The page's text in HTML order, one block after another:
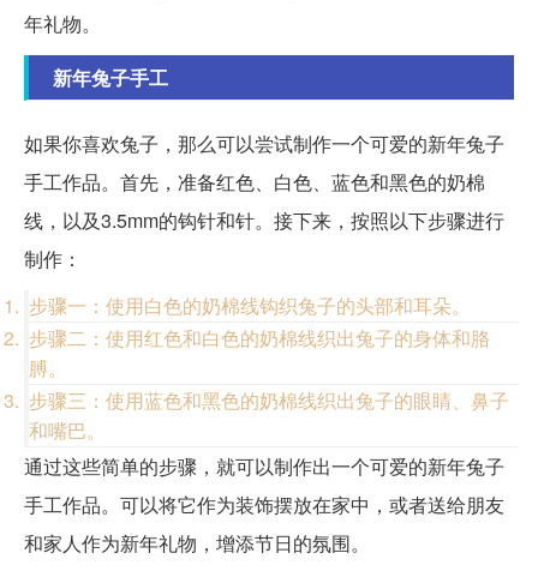
年礼物。
新年兔子手工
如果你喜欢兔子，那么可以尝试制作一个可爱的新年兔子
手工作品。首先，准备红色、白色、蓝色和黑色的奶棉
线，以及3.5mm的钩针和针。接下来，按照以下步骤进行
制作：
步骤一：使用白色的奶棉线钩织兔子的头部和耳朵。
步骤二：使用红色和白色的奶棉线织出兔子的身体和胳
膊。
步骤三：使用蓝色和黑色的奶棉线织出兔子的眼睛、鼻子
和嘴巴。
通过这些简单的步骤，就可以制作出一个可爱的新年兔子
手工作品。可以将它作为装饰摆放在家中，或者送给朋友
和家人作为新年礼物，增添节日的氛围。